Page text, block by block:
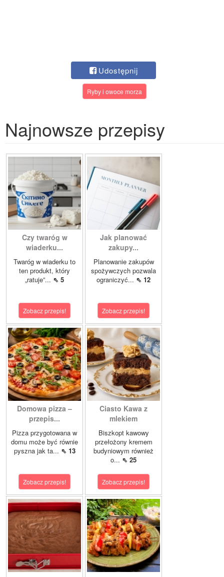
Udostępnij
Ryby i owoce morza
Najnowsze przepisy
Czy twaróg w
wiaderku...
Twaróg w wiaderku to
ten produkt, który
„ratuje”... ⇖ 5
Zobacz przepis!
Jak planować
zakupy...
Planowanie zakupów
spożywczych pozwala
ograniczyć... ⇖ 12
Zobacz przepis!
Domowa pizza –
przepis...
Pizza przygotowana w
domu może być równie
pyszna jak ta... ⇖ 13
Zobacz przepis!
Ciasto Kawa z
mlekiem
Biszkopt kawowy
przełożony kremem
budyniowym również
o... ⇖ 25
Zobacz przepis!